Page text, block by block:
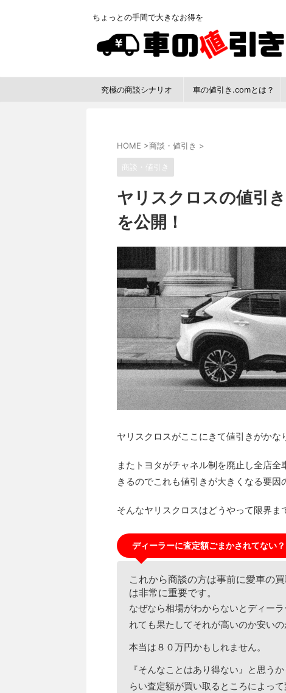
ちょっとの手間で大きなお得を
究極の商談シナリオ 車の値引き.comとは？
HOME >商談・値引き >
商談・値引き
ヤリスクロスの値引
を公開！
ヤリスクロスがここにきて値引きがかな
またトヨタがチャネル制を廃止し全店
きるのでこれも値引きが大きくなる要因
そんなヤリスクロスはどうやって限界ま
ディーラーに査定額ごまかされてない？
これから商談の方は事前に愛車の
は非常に重要です。
なぜなら相場がわからないとディー
れても果たしてそれが高いのか安いの
本当は８０万円かもしれません。
『そんなことはあり得ない』と思う
らい査定額が買い取るところによって